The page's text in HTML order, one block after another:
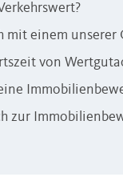
mit einem unserer
von
zur